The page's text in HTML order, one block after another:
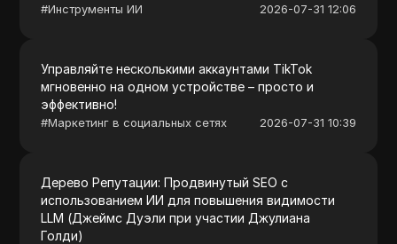
#Инструменты ИИ 2026-07-31 12:06
Управляйте несколькими аккаунтами TikTok
мгновенно на одном устройстве – просто и
эффективно!
#Маркетинг в социальных сетях 2026-07-31 10:39
Дерево Репутации: Продвинутый SEO с
использованием ИИ для повышения видимости
LLM (Джеймс Дуэли при участии Джулиана
Голди)